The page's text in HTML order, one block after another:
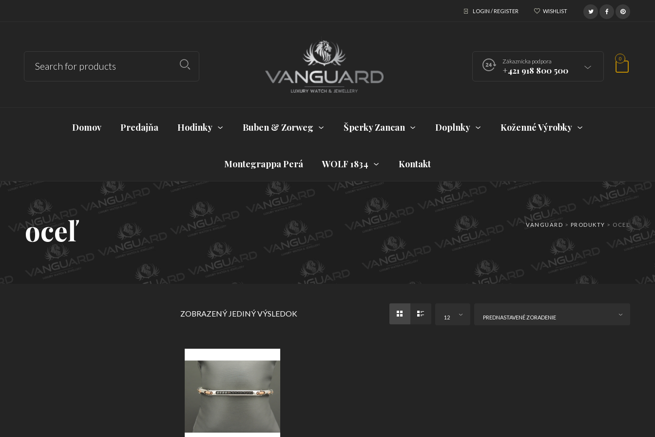
LOGIN / REGISTER WISHLIST
Zákaznícka podpora
+421 918 800 500
0
Domov Predajňa Hodinky Buben & Zorweg Šperky Zancan Doplnky Koženné Výrobky
Montegrappa Perá WOLF 1834 Kontakt
VANGUARD > PRODUKTY > OCEĽ
oceľ
ZOBRAZENÝ JEDINÝ VÝSLEDOK 12 PREDNASTAVENÉ ZORADENIE